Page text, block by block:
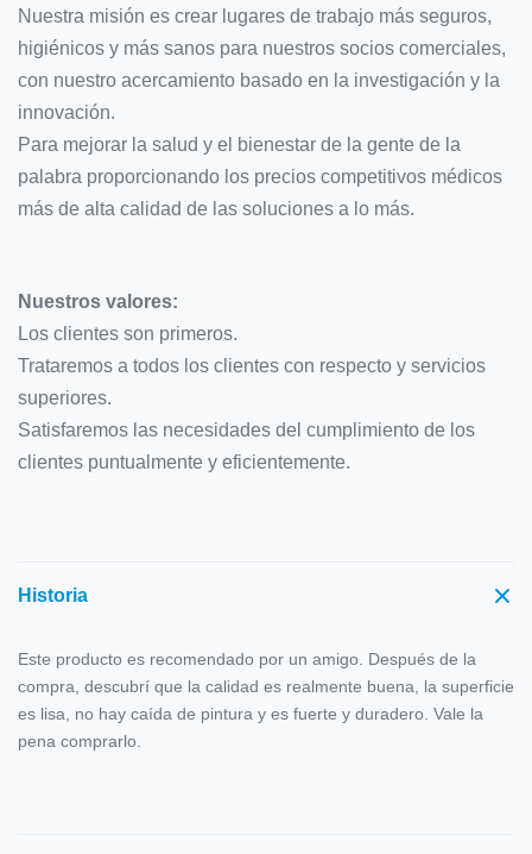
Nuestra misión es crear lugares de trabajo más seguros,
higiénicos y más sanos para nuestros socios comerciales,
con nuestro acercamiento basado en la investigación y la
innovación.
Para mejorar la salud y el bienestar de la gente de la
palabra proporcionando los precios competitivos médicos
más de alta calidad de las soluciones a lo más.
Nuestros valores:
Los clientes son primeros.
Trataremos a todos los clientes con respecto y servicios
superiores.
Satisfaremos las necesidades del cumplimiento de los
clientes puntualmente y eficientemente.
Historia
Este producto es recomendado por un amigo. Después de la
compra, descubrí que la calidad es realmente buena, la superficie
es lisa, no hay caída de pintura y es fuerte y duradero. Vale la
pena comprarlo.